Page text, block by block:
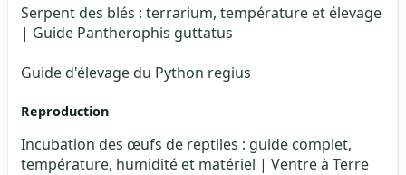
Serpent des blés : terrarium, température et élevage
| Guide Pantherophis guttatus
Guide d'élevage du Python regius
Reproduction
Incubation des œufs de reptiles : guide complet,
température, humidité et matériel | Ventre à Terre